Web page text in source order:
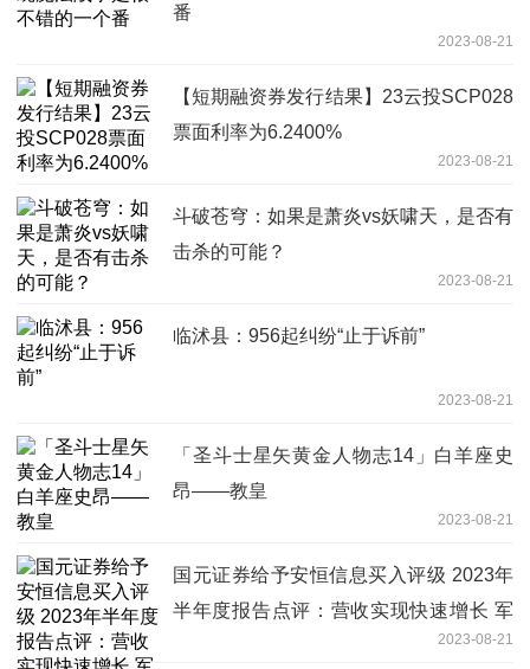
番
2023-08-21
【短期融资券发行结果】23云投SCP028
票面利率为6.2400%
2023-08-21
斗破苍穹：如果是萧炎vs妖啸天，是否有
击杀的可能？
2023-08-21
临沭县：956起纠纷“止于诉前”
2023-08-21
「圣斗士星矢黄金人物志14」白羊座史
昂——教皇
2023-08-21
国元证券给予安恒信息买入评级 2023年
半年度报告点评：营收实现快速增长 军
2023-08-21